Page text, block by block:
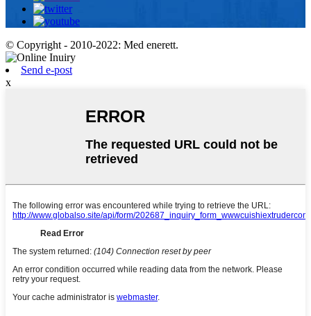
© Copyright - 2010-2022: Med enerett.
Send e-post
x